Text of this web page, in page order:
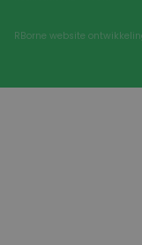
RBorne website